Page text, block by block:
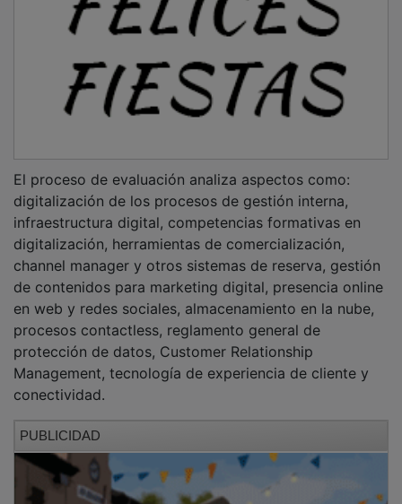
digitalización de los procesos de gestión interna,
infraestructura digital, competencias formativas en
digitalización, herramientas de comercialización,
channel manager y otros sistemas de reserva, gestión
de contenidos para marketing digital, presencia online
en web y redes sociales, almacenamiento en la nube,
procesos contactless, reglamento general de
protección de datos, Customer Relationship
Management, tecnología de experiencia de cliente y
conectividad.